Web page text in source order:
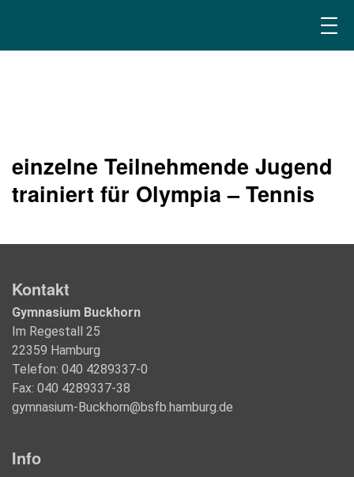
einzelne Teilnehmende Jugend
trainiert für Olympia – Tennis
Kontakt
Gymnasium Buckhorn
Im Regestall 25
22359 Hamburg
Telefon: 040 4289337-0
Fax: 040 4289337-38
gymnasium-Buckhorn@bsfb.hamburg.de
Info